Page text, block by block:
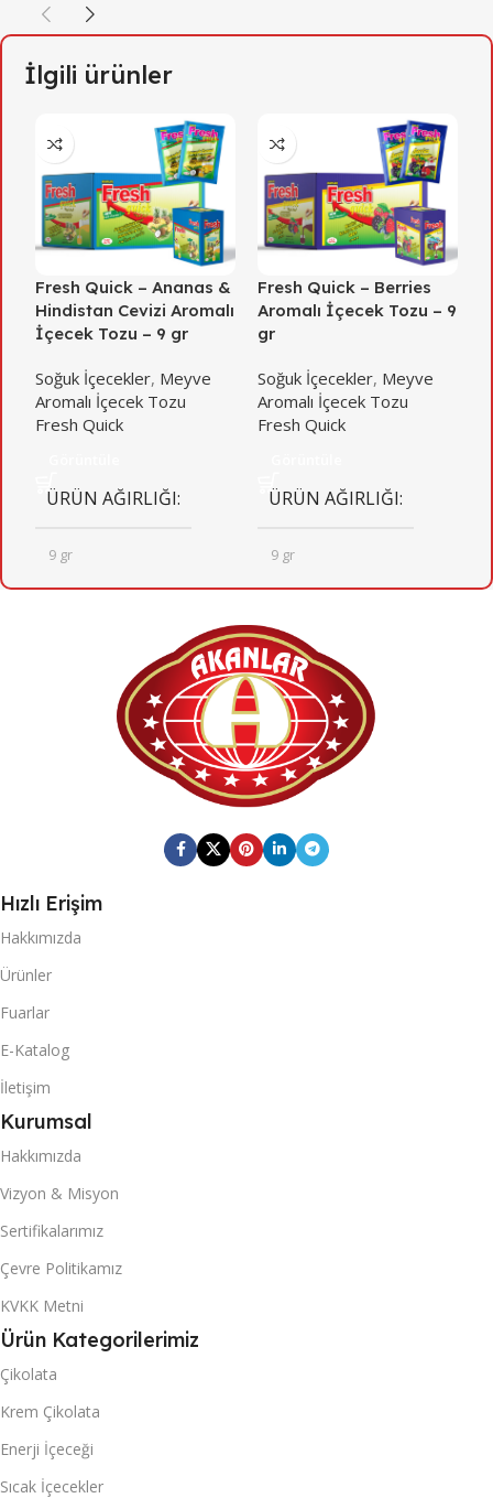
İlgili ürünler
Fresh Quick – Ananas &
Hindistan Cevizi Aromalı
İçecek Tozu – 9 gr
Soğuk İçecekler, Meyve
Aromalı İçecek Tozu
Fresh Quick
ÜRÜN AĞIRLIĞI
9 gr
KOLI ÖLÇÜSÜ
246mm X 410mm X 205mm
0869 744 210 6401
MARKA
20 DC KONTEYNER
40 DC KONTEYNER
3446
KUTU & (POŞET) İÇI ADET
24
Fresh Quick – Berries
Aromalı İçecek Tozu – 9
gr
Soğuk İçecekler, Meyve
Aromalı İçecek Tozu
Fresh Quick
ÜRÜN AĞIRLIĞI
9 gr
KOLI ÖLÇÜSÜ
246mm X 410mm X 205mm
KOLI BARKOD
0868 116 190 0648
Hızlı Erişim
Hakkımızda
Ürünler
Fuarlar
E-Katalog
İletişim
Kurumsal
Hakkımızda
Vizyon & Misyon
Sertifikalarımız
Çevre Politikamız
KVKK Metni
Ürün Kategorilerimiz
Çikolata
Krem Çikolata
Enerji İçeceği
Sıcak İçecekler